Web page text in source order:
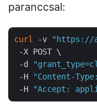
paranccsal:
curl -v "https://
-X POST \
-d
-H
"Content-
-H
"Accept: